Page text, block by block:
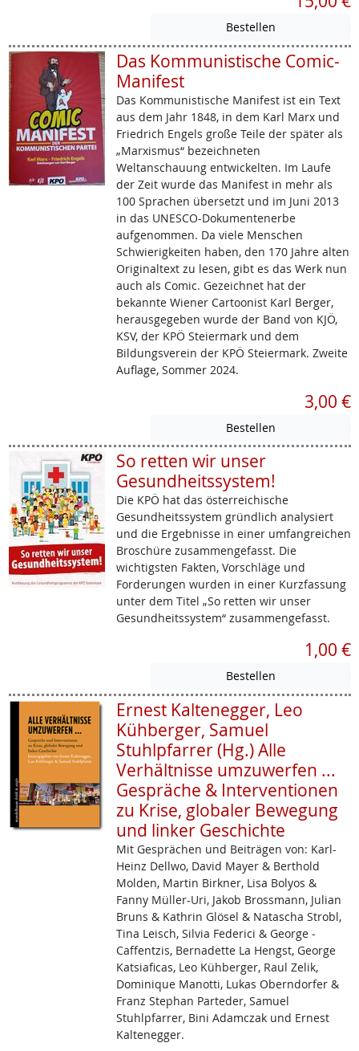
Das Kommunistische Comic-
Manifest
Das Kommunistische Manifest ist ein Text
aus dem Jahr 1848, in dem Karl Marx und
Friedrich Engels große Teile der später als
„Marxismus“ bezeichneten
Weltanschauung entwickelten. Im Laufe
der Zeit wurde das Manifest in mehr als
100 Sprachen übersetzt und im Juni 2013
in das UNESCO-Dokumentenerbe
aufgenommen. Da viele Menschen
Schwierigkeiten haben, den 170 Jahre alten
Originaltext zu lesen, gibt es das Werk nun
auch als Comic. Gezeichnet hat der
bekannte Wiener Cartoonist Karl Berger,
herausgegeben wurde der Band von KJÖ,
KSV, der KPÖ Steiermark und dem
Bildungsverein der KPÖ Steiermark. Zweite
Auflage, Sommer 2024.
3,00 €
So retten wir unser
Gesundheitssystem!
Die KPÖ hat das österreichische
Gesundheitssystem gründlich analysiert
und die Ergebnisse in einer umfangreichen
Broschüre zusammengefasst. Die
wichtigsten Fakten, Vorschläge und
Forderungen wurden in einer Kurzfassung
unter dem Titel „So retten wir unser
Gesundheitssystem“ zusammengefasst.
1,00 €
Ernest Kaltenegger, Leo
Kühberger, Samuel
Stuhlpfarrer (Hg.) Alle
Verhältnisse umzuwerfen ...
Gespräche & Interventionen
zu Krise, globaler Bewegung
und linker Geschichte
Mit Gesprächen und Beiträgen von: Karl-
Heinz ­Dellwo, David Mayer & Berthold
Molden, Martin Birkner, Lisa Bolyos &
Fanny Müller­-Uri, Jakob ­Brossmann, Julian
Bruns & Kathrin Glösel & Natascha Strobl,
Tina Leisch, Silvia Federici & George ­
Caffentzis, Bernadette La Hengst, George
Katsiaficas, Leo Kühberger, Raul Zelik,
Dominique Manotti, Lukas Oberndorfer &
Franz Stephan Parteder, Samuel
Stuhlpfarrer, Bini Adamczak und Ernest
Kaltenegger.